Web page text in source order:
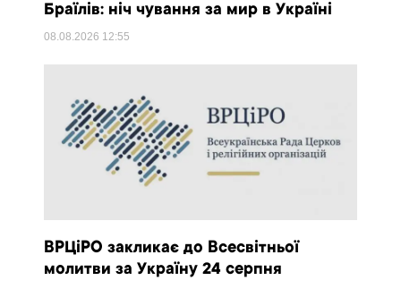
Браїлів: ніч чування за мир в Україні
08.08.2026 12:55
ВРЦіРО закликає до Всесвітньої
молитви за Україну 24 серпня